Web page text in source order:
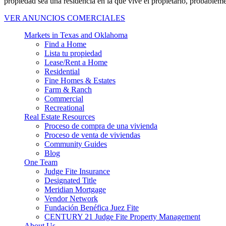
VER ANUNCIOS COMERCIALES
Markets in Texas and Oklahoma
Find a Home
Lista tu propiedad
Lease/Rent a Home
Residential
Fine Homes & Estates
Farm & Ranch
Commercial
Recreational
Real Estate Resources
Proceso de compra de una vivienda
Proceso de venta de viviendas
Community Guides
Blog
One Team
Judge Fite Insurance
Designated Title
Meridian Mortgage
Vendor Network
Fundación Benéfica Juez Fite
CENTURY 21 Judge Fite Property Management